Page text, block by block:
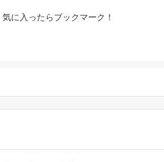
気に入ったらブックマーク！